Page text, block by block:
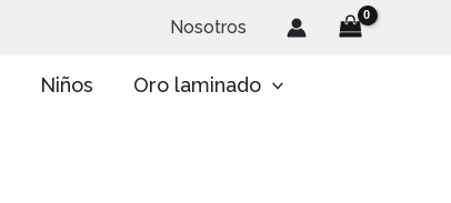
Nosotros
Niños
Oro laminado